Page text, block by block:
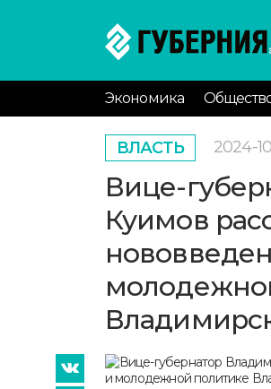
Экономика
ВЛАСТЬ 2024-
Вице-
Куимов